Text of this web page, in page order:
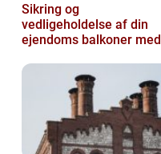
Sikring og
vedligeholdelse af din
ejendoms balkoner med